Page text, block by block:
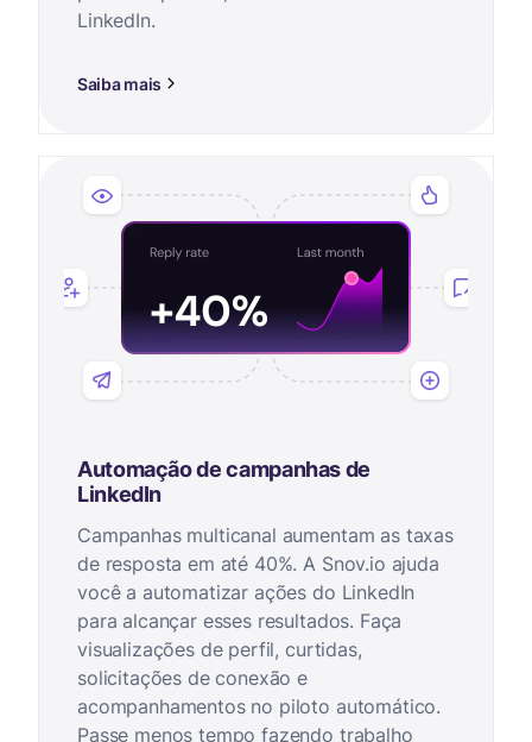
LinkedIn.
Saiba mais
Automação de campanhas de
LinkedIn
Campanhas multicanal aumentam as taxas
de resposta em até 40%. A Snov.io ajuda
você a automatizar ações do LinkedIn
para alcançar esses resultados. Faça
visualizações de perfil, curtidas,
solicitações de conexão e
acompanhamentos no piloto automático.
Passe menos tempo fazendo trabalho